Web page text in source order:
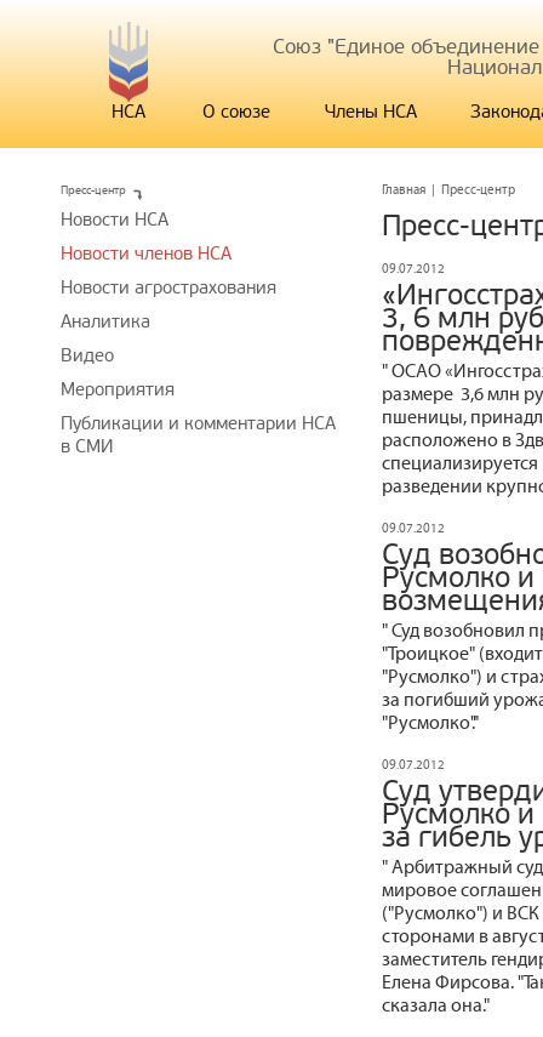
Союз "Единое
НСА О союзе Члены НСА
Главная | Пресс-центр
Пресс-
09.07.2012
3, 6 млн
" ОСАО
размере 3,6 млн
пшеницы,
расположено в
разведении
09.07.2012
Суд
Русмолко
" Суд возобновил
"Троицкое"
"Русмолко") и
за погибший
"Русмолко"."
09.07.2012
Суд
Русмолко
за гибель
" Арбитражный
мировое
("Русмолко") и
сторонами в
заместитель
Елена Фирсова.
сказала она."
Пресс-центр
Новости НСА
Новости членов НСА
Новости агрострахования
Аналитика
Видео
Мероприятия
Публикации и комментарии НСА
в СМИ